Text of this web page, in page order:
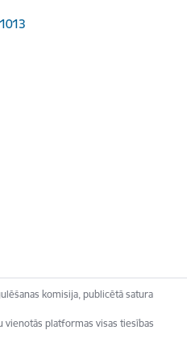
komisija, publicētā satura
vienotās platformas visas tiesības